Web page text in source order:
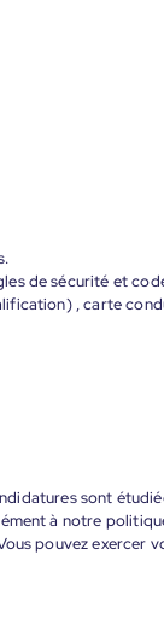
de sécurité et
, carte
sont
à notre
pouvez exercer